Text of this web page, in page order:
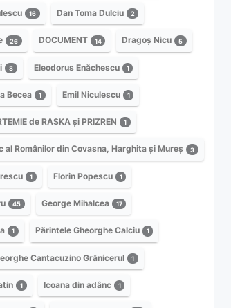
16 Dan Toma Dulciu 2
26 DOCUMENT 14 Dragoș Nicu 5
8 Eleodorus Enăchescu 1
Becea 1 Emil Niculescu 1
de RASKA și PRIZREN 1
al Românilor din Covasna, Harghita și Mureș 3
1 Florin Popescu 1
45 George Mihalcea 17
1 Părintele Gheorghe Calciu 1
Cantacuzino Grănicerul 1
1 Icoana din adânc 1